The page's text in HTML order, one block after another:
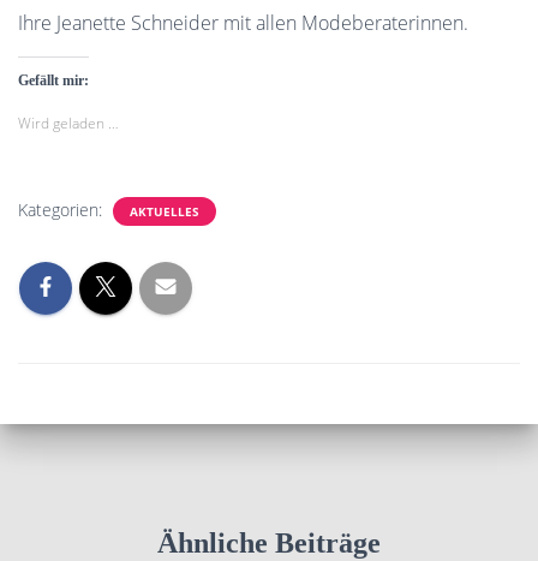
Ihre Jeanette Schneider mit allen Modeberaterinnen.
Gefällt mir:
Wird geladen …
Kategorien: AKTUELLES
Ähnliche Beiträge